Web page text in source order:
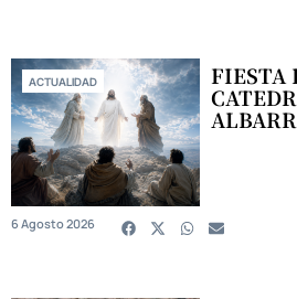
ACTUALIDAD FIESTA
6 Agosto 2026